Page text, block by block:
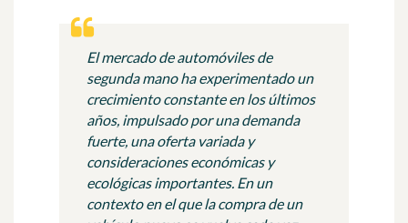
El mercado de automóviles de
segunda mano ha experimentado un
crecimiento constante en los últimos
años, impulsado por una demanda
fuerte, una oferta variada y
consideraciones económicas y
ecológicas importantes. En un
contexto en el que la compra de un